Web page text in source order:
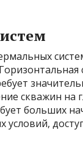
скважин на
больших
условий,